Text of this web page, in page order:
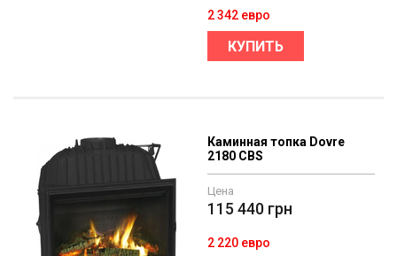
2 342 евро
КУПИТЬ
Каминная топка Dovre
2180 CBS
Цена
115 440 грн
2 220 евро